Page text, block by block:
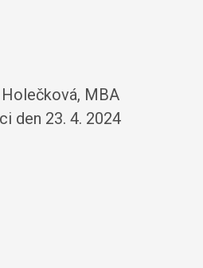
Holečková, MBA
den 23. 4. 2024